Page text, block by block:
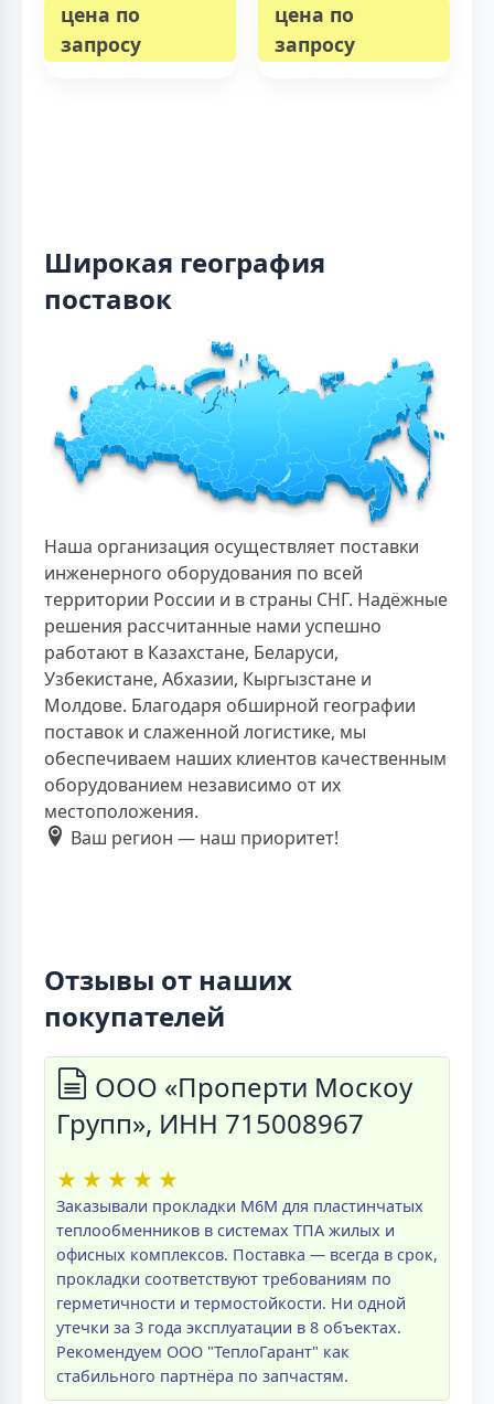
цена по
запросу
цена по
запросу
Широкая география
поставок
Наша организация осуществляет поставки
инженерного оборудования по всей
территории России и в страны СНГ. Надёжные
решения рассчитанные нами успешно
работают в Казахстане, Беларуси,
Узбекистане, Абхазии, Кыргызстане и
Молдове. Благодаря обширной географии
поставок и слаженной логистике, мы
обеспечиваем наших клиентов качественным
оборудованием независимо от их
местоположения.
Ваш регион — наш приоритет!
Отзывы от наших
покупателей
ООО «Проперти Москоу
Групп», ИНН 715008967
★ ★ ★ ★ ★
Заказывали прокладки M6M для пластинчатых
теплообменников в системах ТПА жилых и
офисных комплексов. Поставка — всегда в срок,
прокладки соответствуют требованиям по
герметичности и термостойкости. Ни одной
утечки за 3 года эксплуатации в 8 объектах.
Рекомендуем ООО "ТеплоГарант" как
стабильного партнёра по запчастям.